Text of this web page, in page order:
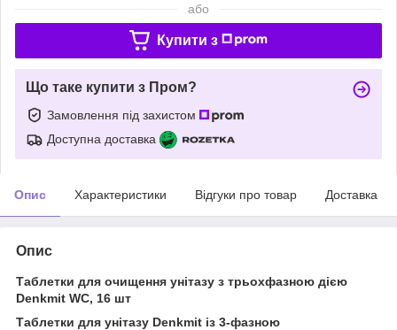
або
Купити з
Що таке купити з Пром?
Замовлення під захистом
Доступна доставка
Опис Характеристики Відгуки про товар Доставка
Опис
Таблетки для очищення унітазу з трьохфазною дією
Denkmit WC, 16 шт
Таблетки для унітазу Denkmit із 3-фазною